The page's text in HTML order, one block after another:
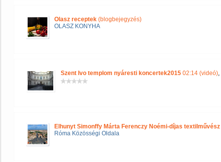
Olasz receptek (blogbejegyzés)
OLASZ KONYHA
Szent Ivo templom nyáresti koncertek2015 02:14 (videó),
Elhunyt Simonffy Márta Ferenczy Noémi-díjas textilművész
Róma Közösségi Oldala